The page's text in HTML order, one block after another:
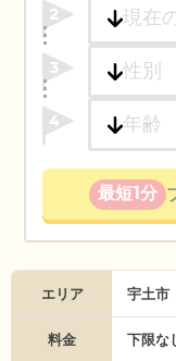
2
3
4
最短1分
エリア 宇土市
料金 下限な